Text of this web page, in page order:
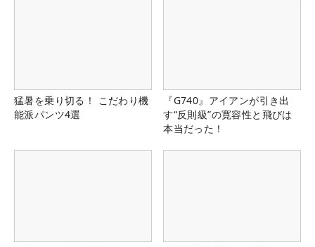
猛暑を乗り切る！ こだわり機
能派パンツ4選
『G740』アイアンが引き出
す“反則級”の寛容性と飛びは
本当だった！